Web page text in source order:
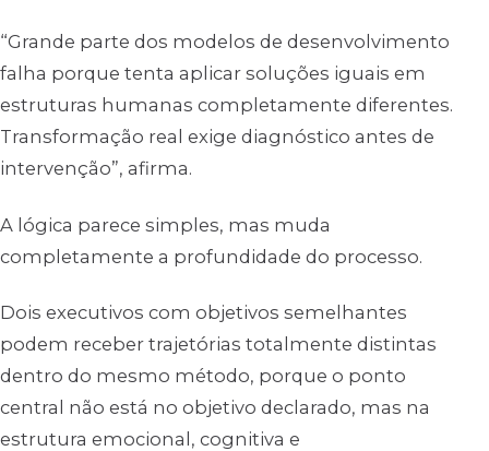
“Grande parte dos modelos de desenvolvimento
falha porque tenta aplicar soluções iguais em
estruturas humanas completamente diferentes.
Transformação real exige diagnóstico antes de
intervenção”, afirma.
A lógica parece simples, mas muda
completamente a profundidade do processo.
Dois executivos com objetivos semelhantes
podem receber trajetórias totalmente distintas
dentro do mesmo método, porque o ponto
central não está no objetivo declarado, mas na
estrutura emocional, cognitiva e